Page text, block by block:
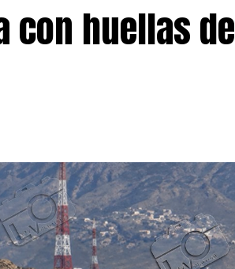
con huellas de